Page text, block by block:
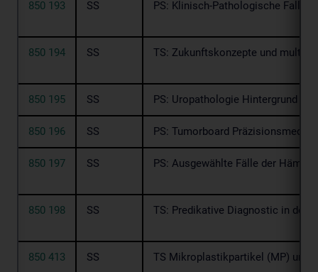
850 193 SS PS: Klinisch-Pathologische
850 194 SS TS: Zukunftskonzepte und
850 195 SS PS: Uropathologie Hintergrund
850 196 SS PS: Tumorboard
850 197 SS PS: Ausgewählte Fälle der
850 198 SS TS: Predikative Diagnostic in der
850 413 SS TS Mikroplastikpartikel (MP) und